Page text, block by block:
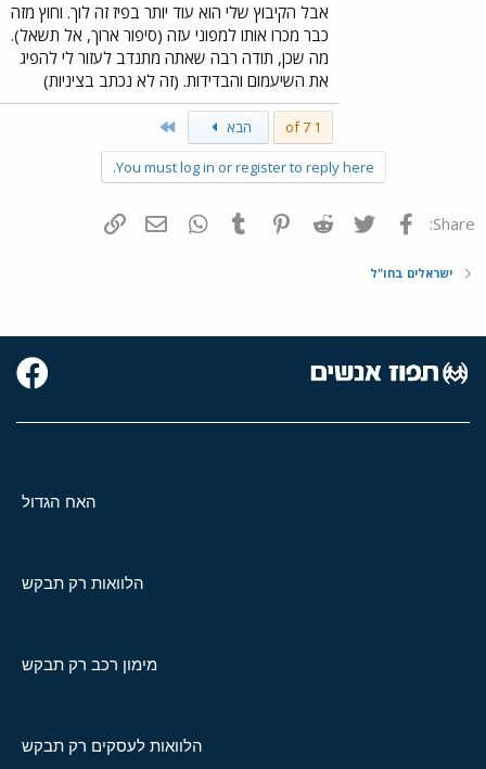
אבל הקיבוץ שלי הוא עוד יותר בפיז זה לוך. וחוץ מזה
כבר מכרו אותו למפוני עזה (סיפור ארוך, אל תשאל).
מה שכן, תודה רבה שאתה מתנדב לעזור לי להפיג
את השיעמום והבדידות. (זה לא נכתב בציניות)
1 of 7 הבא
You must log in or register to reply here.
Share: פייסבוק Twitter
Reddit
Pinterest
Tumblr
WhatsAppדואר אלקטרוני
ישראלים בחו"ל
האח הגדול
הלוואות רק תבקש
מימון רכב רק תבקש
הלוואות לעסקים רק תבקש